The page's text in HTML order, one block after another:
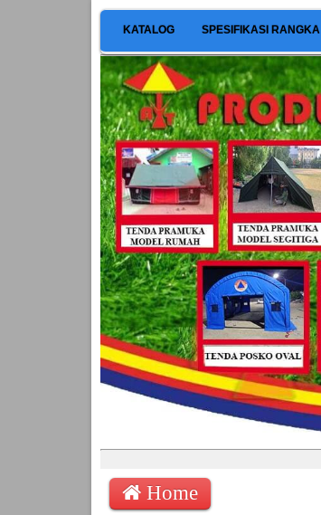
KATALOG SPESIFIKASI RANGKA
Home